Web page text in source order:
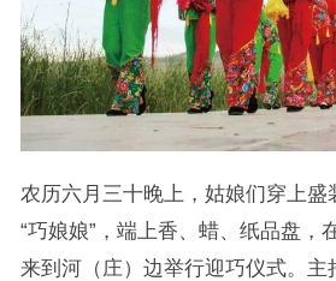
农历六月三十晚上，姑娘们穿上盛
“巧娘娘”，端上香、蜡、纸品盘，
来到河（庄）边举行迎巧仪式。主